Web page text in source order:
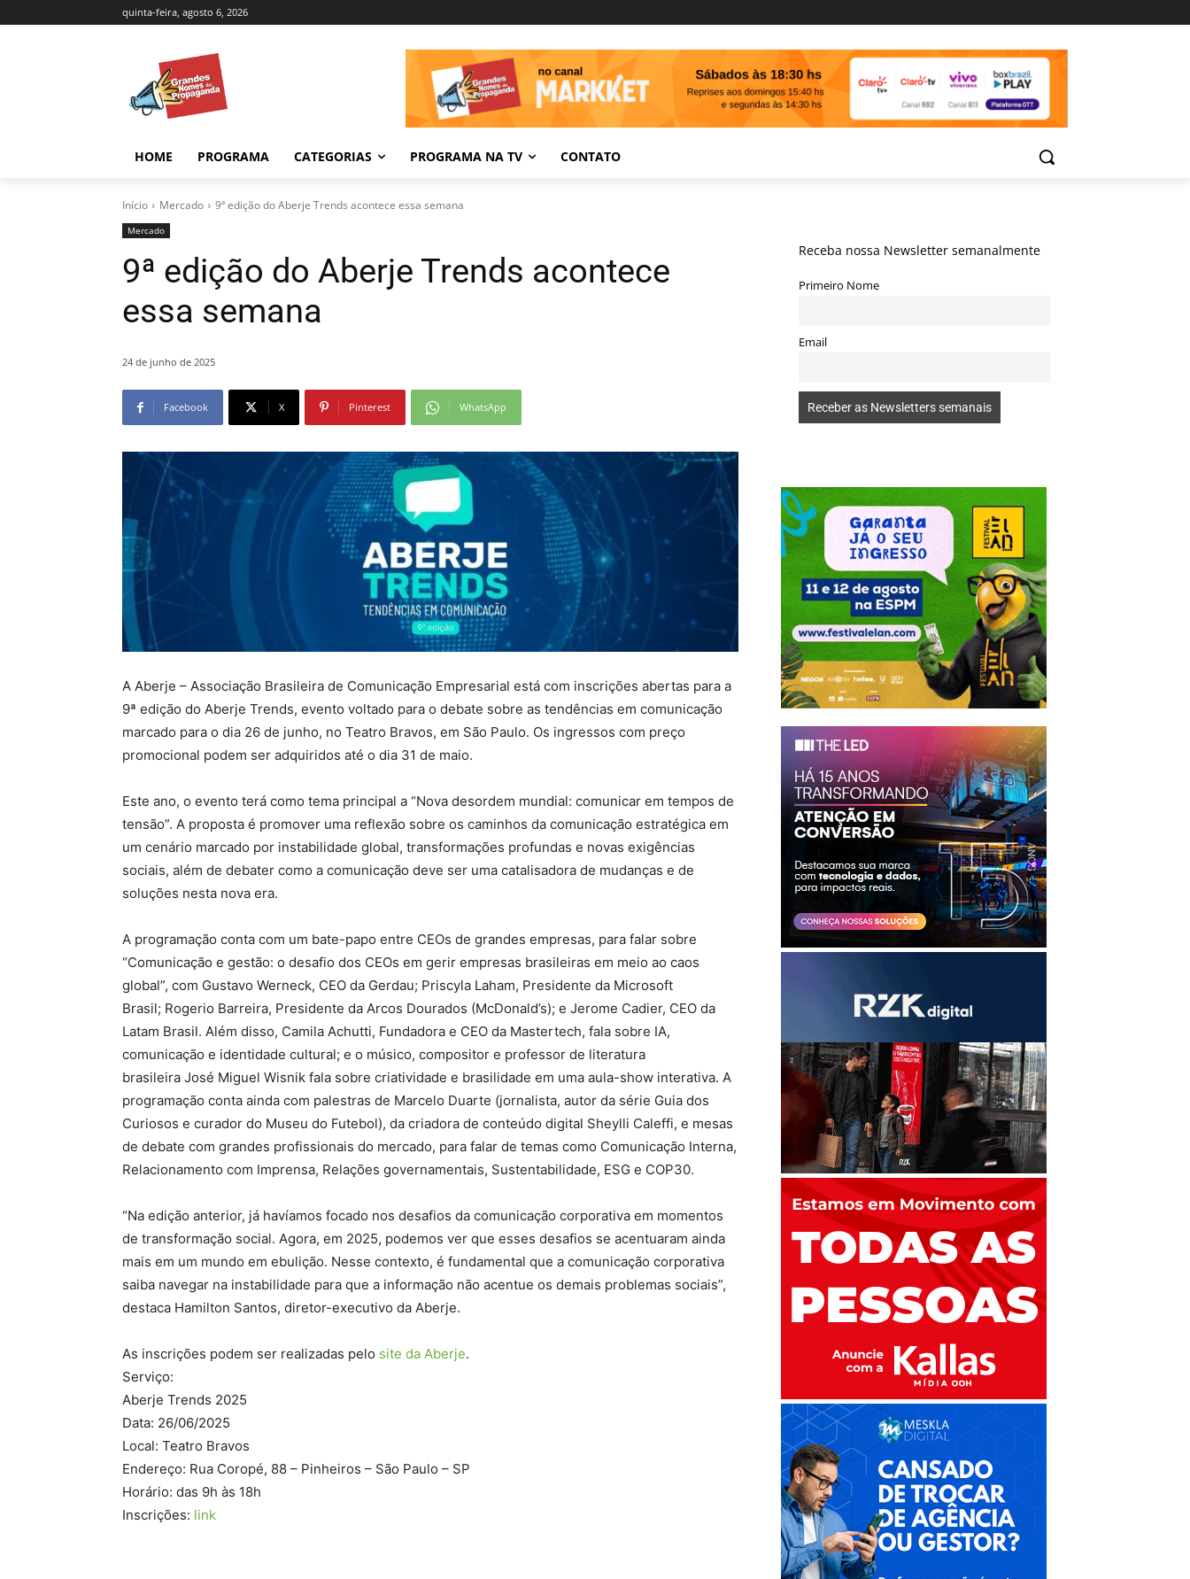
quinta-feira, agosto 6, 2026
HOME PROGRAMA CATEGORIAS PROGRAMA NA TV CONTATO
Início Mercado 9ª edição do Aberje Trends acontece essa semana
Mercado
9ª edição do Aberje Trends acontece
essa semana
24 de junho de 2025
Facebook X Pinterest WhatsApp
A Aberje – Associação Brasileira de Comunicação Empresarial está com inscrições abertas para a
9ª edição do Aberje Trends, evento voltado para o debate sobre as tendências em comunicação
marcado para o dia 26 de junho, no Teatro Bravos, em São Paulo. Os ingressos com preço
promocional podem ser adquiridos até o dia 31 de maio.
Este ano, o evento terá como tema principal a “Nova desordem mundial: comunicar em tempos de
tensão”. A proposta é promover uma reflexão sobre os caminhos da comunicação estratégica em
um cenário marcado por instabilidade global, transformações profundas e novas exigências
sociais, além de debater como a comunicação deve ser uma catalisadora de mudanças e de
soluções nesta nova era.
A programação conta com um bate-papo entre CEOs de grandes empresas, para falar sobre
“Comunicação e gestão: o desafio dos CEOs em gerir empresas brasileiras em meio ao caos
global”, com Gustavo Werneck, CEO da Gerdau; Priscyla Laham, Presidente da Microsoft
Brasil; Rogerio Barreira, Presidente da Arcos Dourados (McDonald’s); e Jerome Cadier, CEO da
Latam Brasil. Além disso, Camila Achutti, Fundadora e CEO da Mastertech, fala sobre IA,
comunicação e identidade cultural; e o músico, compositor e professor de literatura
brasileira José Miguel Wisnik fala sobre criatividade e brasilidade em uma aula-show interativa. A
programação conta ainda com palestras de Marcelo Duarte (jornalista, autor da série Guia dos
Curiosos e curador do Museu do Futebol), da criadora de conteúdo digital Sheylli Caleffi, e mesas
de debate com grandes profissionais do mercado, para falar de temas como Comunicação Interna,
Relacionamento com Imprensa, Relações governamentais, Sustentabilidade, ESG e COP30.
“Na edição anterior, já havíamos focado nos desafios da comunicação corporativa em momentos
de transformação social. Agora, em 2025, podemos ver que esses desafios se acentuaram ainda
mais em um mundo em ebulição. Nesse contexto, é fundamental que a comunicação corporativa
saiba navegar na instabilidade para que a informação não acentue os demais problemas sociais”,
destaca Hamilton Santos, diretor-executivo da Aberje.
As inscrições podem ser realizadas pelo site da Aberje.
Serviço:
Aberje Trends 2025
Data: 26/06/2025
Local: Teatro Bravos
Endereço: Rua Coropé, 88 – Pinheiros – São Paulo – SP
Horário: das 9h às 18h
Inscrições: link
Receba nossa Newsletter semanalmente
Primeiro Nome
Email